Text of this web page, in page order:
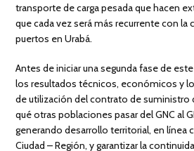
transporte de carga pesada que hacen
que cada vez será más recurrente con la
puertos en Urabá.
Antes de iniciar una segunda fase de
los resultados técnicos, económicos y
de utilización del contrato de suministro
qué otras poblaciones pasar del GNC al
generando desarrollo territorial, en línea
Ciudad – Región, y garantizar la